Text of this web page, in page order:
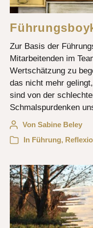
Zur Basis der
Mitarbeitenden im
Wertschätzung zu
das nicht mehr
sind von der
Schmalspurdenken
Von Sabine Beley
In Führung,